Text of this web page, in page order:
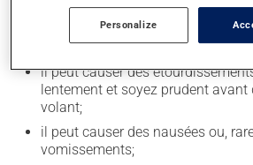
il peut causer de la diarrhée;
il peut causer des douleurs
il peut causer des
lentement et soyez prudent avant
volant;
il peut causer des nausées ou,
vomissements;
Personalize